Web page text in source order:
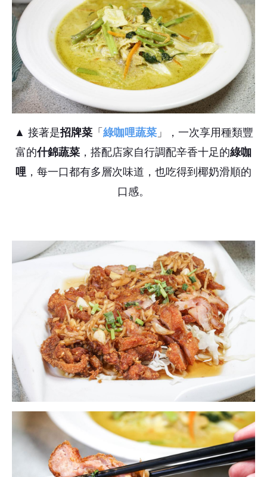
▲ 接著是招牌菜「 綠咖哩蔬菜」，一次享用種類豐
富的什錦蔬菜 ，搭配店家自行調配辛香十足的綠咖
哩 ，每一口都有多層次味道，也吃得到椰奶滑順的
口感。